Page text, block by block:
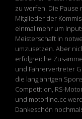
zu werfen. Die
Mitglieder der
einmal mehr um
Meisterschaft in
umzusetzen. Aber
erfolgreiche
und Fahrervertreter
die langjährigen
Competition, RS-
und motorline.cc
Dankeschön